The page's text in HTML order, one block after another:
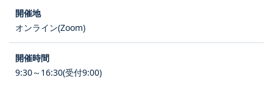
オンライン(Zoom)
9:30～16:30(受付9:00)